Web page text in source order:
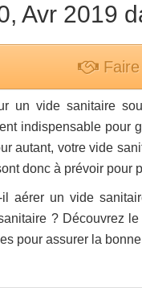
Avr 2019
Faire
un vide sanitaire
indispensable pour
autant, votre vide
donc à prévoir pour
il aérer un vide
? Découvrez le
pour assurer la